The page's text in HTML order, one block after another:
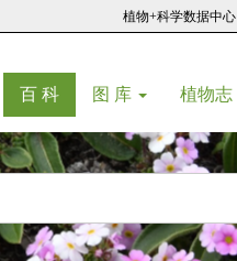
植物+科学数据中心
百 科(current)
图 库 植物志